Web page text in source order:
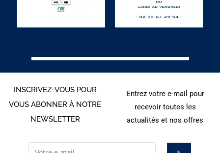
INSCRIVEZ-VOUS POUR
VOUS ABONNER À NOTRE
NEWSLETTER
Entrez votre e-mail pour
recevoir toutes les
actualités et nos offres